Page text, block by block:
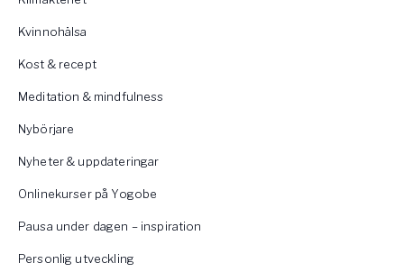
Kvinnohälsa
Kost & recept
Meditation & mindfulness
Nybörjare
Nyheter & uppdateringar
Onlinekurser på Yogobe
Pausa under dagen – inspiration
Personlig utveckling